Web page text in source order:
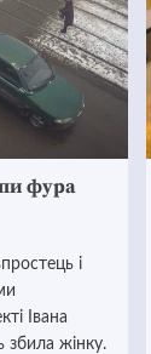
фура
і
Івана
збила жінку.